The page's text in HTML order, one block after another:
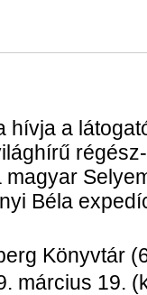
hívja a
Béla
Könyvtár
március 19.